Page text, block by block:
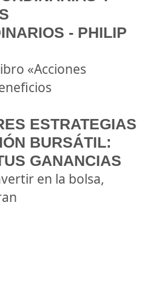
- PHILIP
«Acciones
ESTRATEGIAS
BURSÁTIL:
GANANCIAS
en la bolsa,